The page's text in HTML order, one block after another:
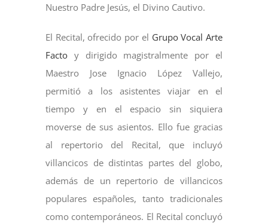
Nuestro Padre Jesús, el Divino Cautivo.
El Recital, ofrecido por el Grupo Vocal Arte
Facto y dirigido magistralmente por el
Maestro Jose Ignacio López Vallejo,
permitió a los asistentes viajar en el
tiempo y en el espacio sin siquiera
moverse de sus asientos. Ello fue gracias
al repertorio del Recital, que incluyó
villancicos de distintas partes del globo,
además de un repertorio de villancicos
populares españoles, tanto tradicionales
como contemporáneos. El Recital concluyó